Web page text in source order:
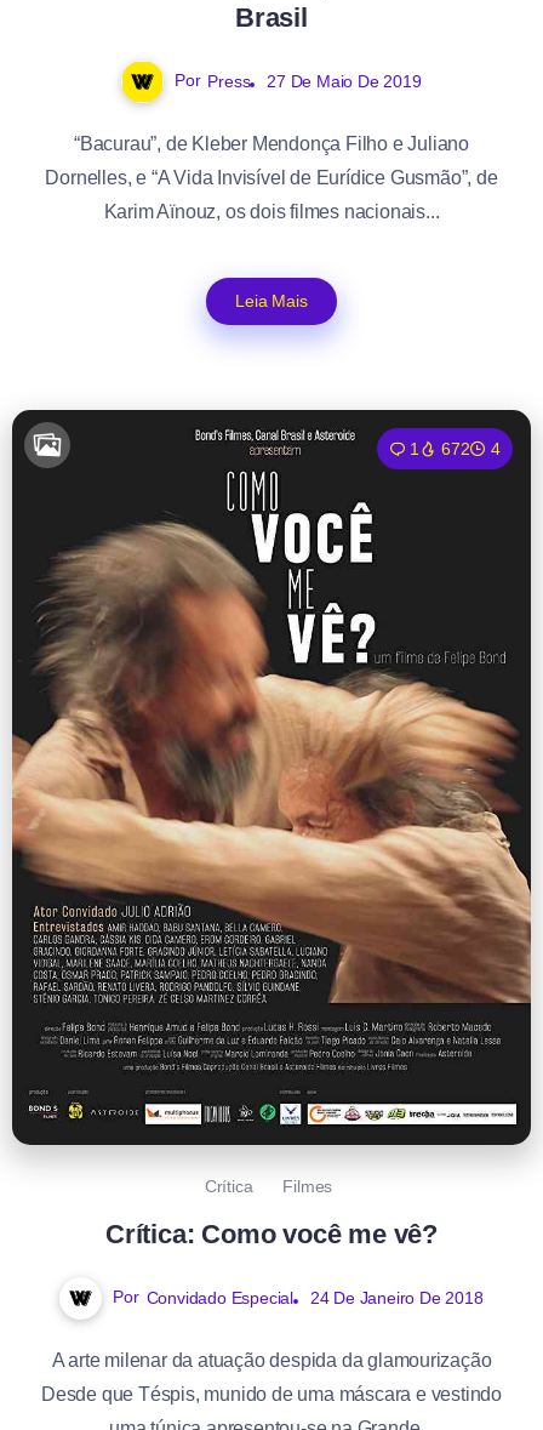
Brasil
Por Press 27 De Maio De 2019
“Bacurau”, de Kleber Mendonça Filho e Juliano
Dornelles, e “A Vida Invisível de Eurídice Gusmão”, de
Karim Aïnouz, os dois filmes nacionais...
Leia Mais
1 672 4
Crítica Filmes
Crítica: Como você me vê?
Por Convidado Especial 24 De Janeiro De 2018
A arte milenar da atuação despida da glamourização
Desde que Téspis, munido de uma máscara e vestindo